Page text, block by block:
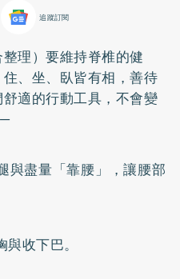
追蹤訂閱
整理）要維持脊椎的健
、坐、臥皆有相，善待
適的行動工具，不會變
與盡量「靠腰」，讓腰部
收下巴。